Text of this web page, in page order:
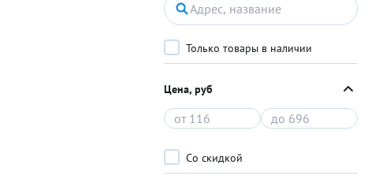
Только товары в наличии
Цена, руб
Со скидкой